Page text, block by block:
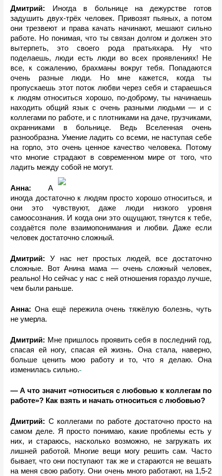
Дмитрий:
Иногда в больнице на дежурстве готов
задушить двух-трёх человек. Привозят пьяных, а потом
они трезвеют и права качать начинают, мешают сильно
работе. Но понимая, что ты связан долгом и должен это
вытерпеть, это своего рода пратьяхара. Ну что
поделаешь, люди есть люди во всех проявлениях! Не
все, к сожалению, брахманы вокруг тебя. Попадаются
очень разные люди. Но мне кажется, когда ты
пропускаешь этот поток любви через себя и стараешься
к людям относиться хорошо, по-доброму, ты начинаешь
находить общий язык с очень разными людьми — и с
коллегами по работе, и с плотниками на даче, грузчиками,
охранниками в больнице. Ведь Вселенная очень
разнообразна. Умение ладить со всеми, не наступая себе
на горло, это очень ценное качество человека. Потому
что многие страдают в современном мире от того, что
ладить между собой не могут.
Анна: А
иногда достаточно к людям просто хорошо относиться, и
они это чувствуют, даже люди низкого уровня
самоосознания. И когда они это ощущают, тянутся к тебе,
создаётся поле взаимопонимания и любви. Даже если
человек достаточно сложный.
Дмитрий: У нас нет простых людей, все достаточно
сложные. Вот Анина мама — очень сложный человек,
реально! Но сейчас у нас с ней отношения гораздо лучше,
чем были раньше.
Анна: Она ещё пережила очень тяжёлую болезнь, чуть
не умерла.
Дмитрий: Мне пришлось проявить себя в последний год,
спасая ей ногу, спасая ей жизнь. Она стала, наверно,
больше ценить мою работу и то, что я делаю. Она
изменилась сильно.
— А что значит «относиться с любовью к коллегам по
работе»? Как взять и начать относиться с любовью?
Дмитрий: С коллегами по работе достаточно просто на
самом деле. Я просто понимаю, какие проблемы есть у
них, и стараюсь, насколько возможно, не загружать их
лишней работой. Многие вещи могу решить сам. Часто
бывает, что они поступают так же и стараются не вешать
на меня свою работу. Они очень много работают, на 1,5-2